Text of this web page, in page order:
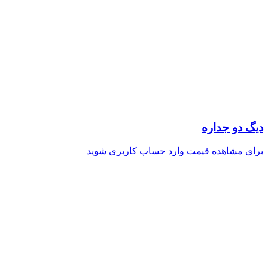
دیگ دو جداره
برای مشاهده قیمت وارد حساب کاربری شوید